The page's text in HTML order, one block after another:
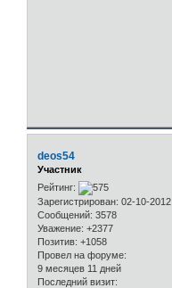
deos54
Участник
Рейтинг:
Зарегистрирован: 02-10-2012
Сообщений: 3578
Уважение: +2377
Позитив: +1058
Провел на форуме:
9 месяцев 11 дней
Последний визит: